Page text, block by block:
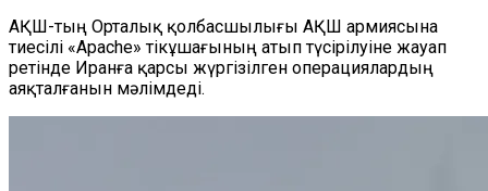
АҚШ-тың Орталық қолбасшылығы АҚШ армиясына
тиесілі «Apache» тікұшағының атып түсірілуіне жауап
ретінде Иранға қарсы жүргізілген операциялардың
аяқталғанын мәлімдеді.